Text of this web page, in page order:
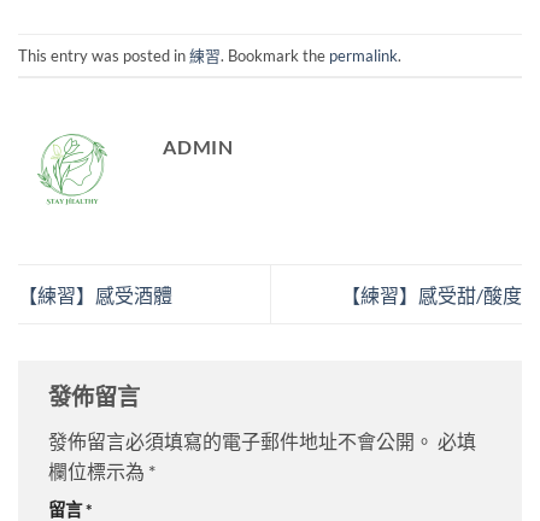
This entry was posted in練習. Bookmark the permalink.
ADMIN
【練習】感受酒體 【練習】感受甜/酸度
發佈留言
發佈留言必須填寫的電子郵件地址不會公開。 必填
欄位標示為 *
留言*